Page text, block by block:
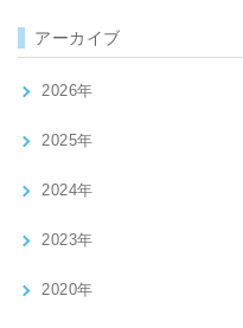
アーカイブ
2026年
2025年
2024年
2023年
2020年